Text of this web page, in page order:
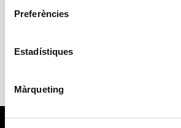
Preferències
Estadístiques
Màrqueting
+ Production team